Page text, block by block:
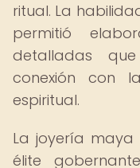
ritual. La
permitió
detalladas
conexión con
espiritual.
La joyería
élite